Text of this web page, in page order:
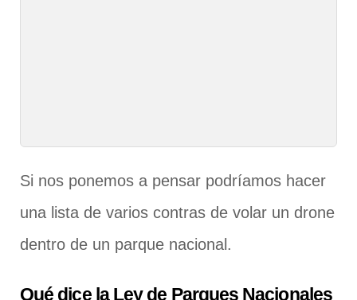
Si nos ponemos a pensar podríamos hacer
una lista de varios contras de volar un drone
dentro de un parque nacional.
Qué dice la Ley de Parques Nacionales